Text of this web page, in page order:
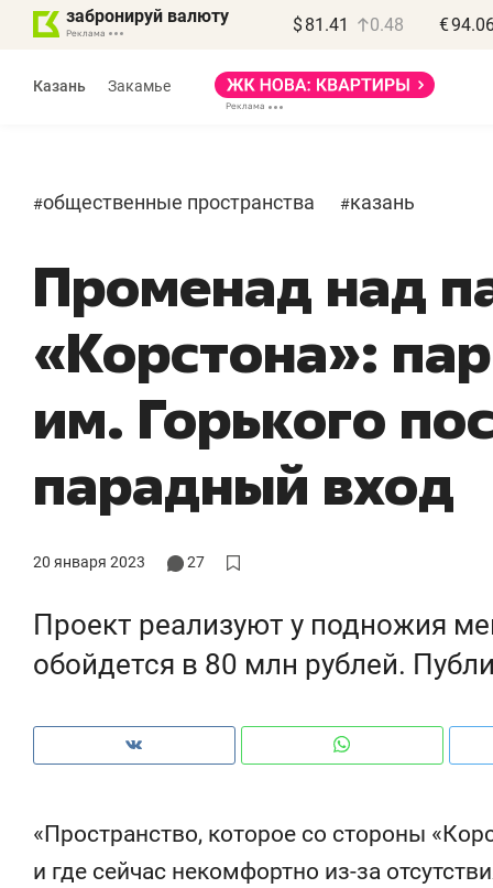
забронируй валюту $ 81.41 0.48 €
Казань Закамье
#общественные пространства #казань
Променад над
«Корстона»:
им. Горького
парадный вход
20 января 2023 27
Проект реализуют у подножия
обойдется в 80 млн рублей.
«Пространство, которое со стороны
и где сейчас некомфортно из-за